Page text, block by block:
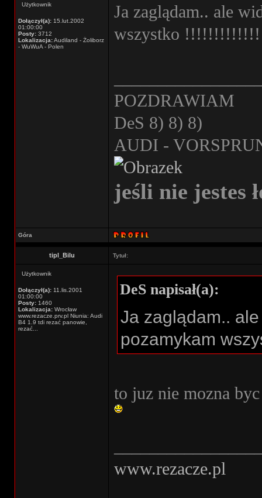
Użytkownik
Dołączył(a): 15.lut.2002
01:00:00
Posty: 3712
Lokalizacja:Audiland - Żoliborz
- WuWuA - Polen
Ja zaglądam.. ale
wszystko
POZDRAWIAM
DeS 8) 8) 8)
AUDI -
jeśli nie jestes
Góra
tipl_Bilu Tytuł:
Użytkownik
Dołączył(a): 11.lis.2001
01:00:00
Posty: 1460
Lokalizacja: Wrocław
www.rezacze.prv.pl Niunia: Audi
B4 1.9 tdi rezać panowie,
rezać...
DeS napisał(a):
Ja zaglądam..
pozamykam
to juz nie mozna
www.rezacze.pl